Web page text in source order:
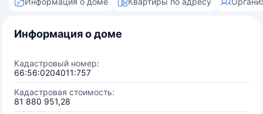
Информация о доме
Кадастровый номер:
66:56:0204011:757
Кадастровая стоимость:
81 880 951,28